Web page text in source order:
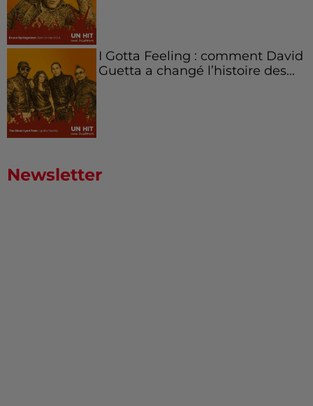
I Gotta Feeling : comment David
Guetta a changé l’histoire des...
Newsletter